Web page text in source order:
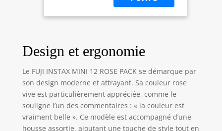
Design et ergonomie
Le FUJI INSTAX MINI 12 ROSE PACK se démarque par
son design moderne et attrayant. Sa couleur rose
vive est particulièrement appréciée, comme le
souligne l’un des commentaires : « la couleur est
vraiment belle ». Ce modèle est accompagné d’une
housse assortie, ajoutant une touche de style tout en